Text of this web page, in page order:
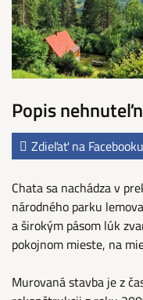
Popis
Zdieľať na Facebooku
Chata sa nachádza v
národného parku
a širokým pásom lúk
pokojnom mieste, na
Murovaná stavba je z